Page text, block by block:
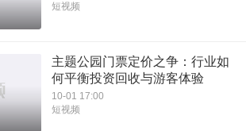
短视频
主题公园门票定价之争：行业如
何平衡投资回收与游客体验
10-01 17:00
短视频